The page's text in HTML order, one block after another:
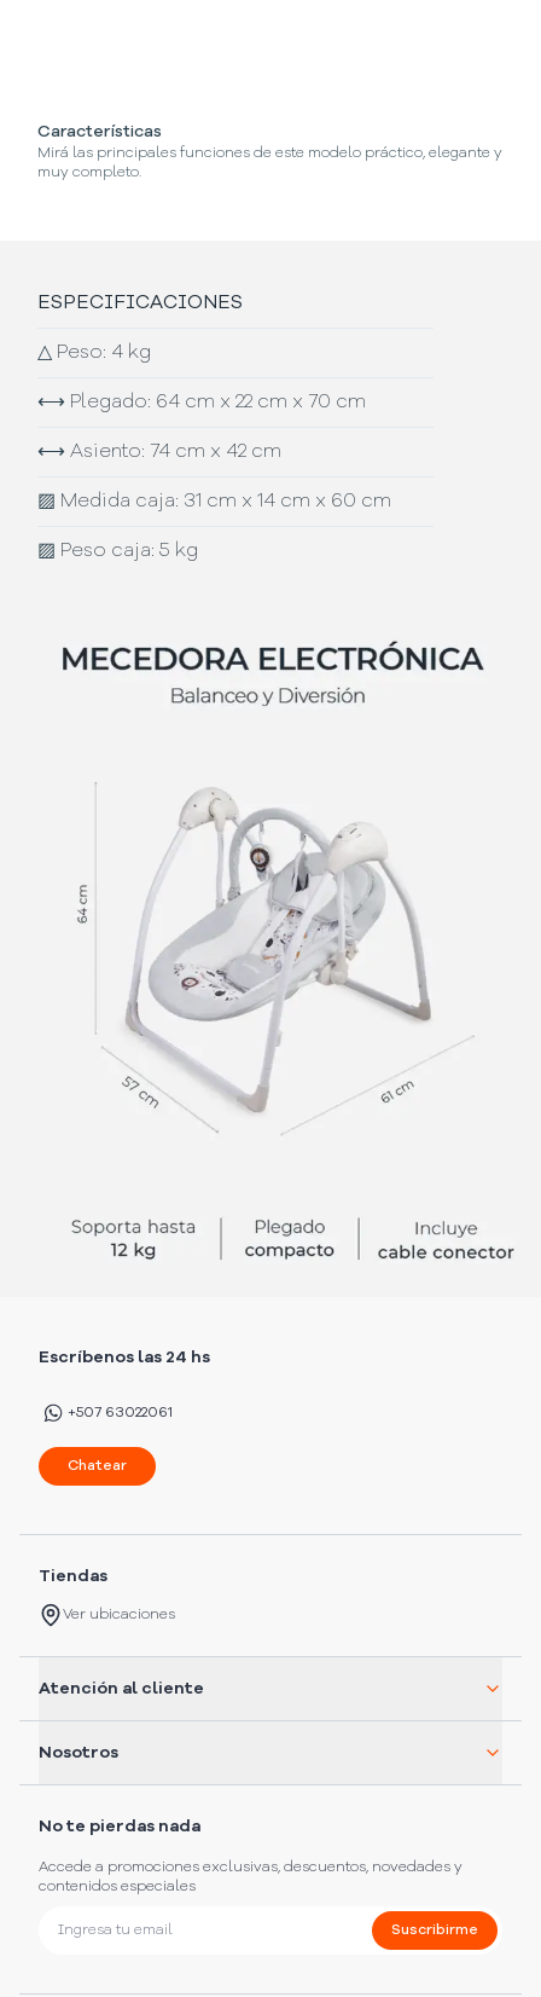
Características
Mirá las principales funciones de este modelo práctico, elegante y
muy completo.
ESPECIFICACIONES
△ Peso: 4 kg
⟷ Plegado: 64 cm x 22 cm x 70 cm
⟷ Asiento: 74 cm x 42 cm
▨ Medida caja: 31 cm x 14 cm x 60 cm
▨ Peso caja: 5 kg
Escríbenos las 24 hs
+507 63022061
Chatear
Tiendas
Ver ubicaciones
Atención al cliente
Nosotros
No te pierdas nada
Accede a promociones exclusivas, descuentos, novedades y
contenidos especiales
Suscribirme